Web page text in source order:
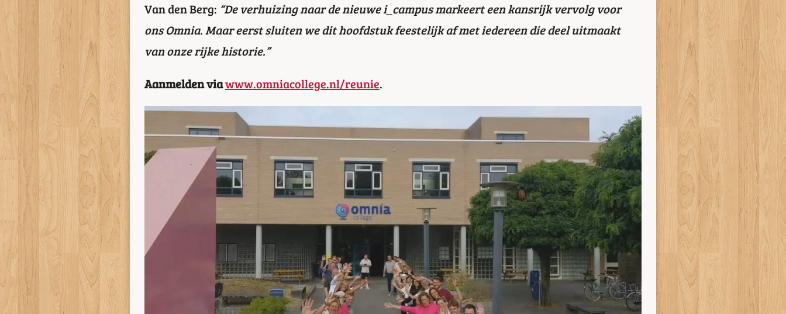
Van den Berg: “De verhuizing naar de nieuwe i_campus markeert een kansrijk vervolg voor
ons Omnia. Maar eerst sluiten we dit hoofdstuk feestelijk af met iedereen die deel uitmaakt
van onze rijke historie.”
Aanmelden viawww.omniacollege.nl/reunie.